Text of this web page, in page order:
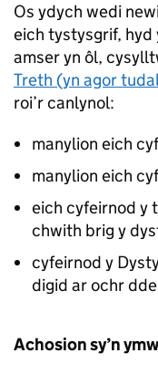
Os ydych wedi
eich tystysgrif, hyd
amser yn ôl,
Treth (yn agor
roi’r canlynol:
manylion eich
manylion eich
eich cyfeirnod y
chwith brig y
cyfeirnod y
digid ar ochr
Achosion sy’n